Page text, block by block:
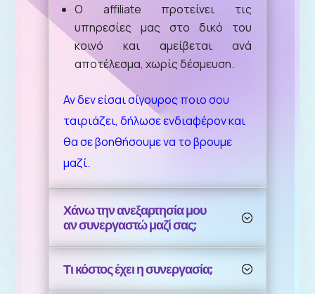
Ο affiliate προτείνει τις
υπηρεσίες μας στο δικό του
κοινό και αμείβεται ανά
αποτέλεσμα, χωρίς δέσμευση.
Αν δεν είσαι σίγουρος ποιο σου
ταιριάζει, δήλωσε ενδιαφέρον και
θα σε βοηθήσουμε να το βρουμε
μαζί.
Χάνω την ανεξαρτησία μου
αν συνεργαστώ μαζί σας;
Τι κόστος έχει η συνεργασία;